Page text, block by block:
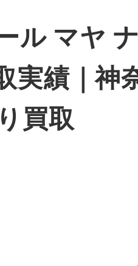
ル マヤ
実績｜神
り買取